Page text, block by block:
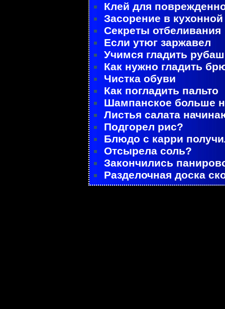
Клей для
Засорение в
Секреты отбеливания
Если утюг заржавел
Учимся гладить
Как нужно гладить
Чистка обуви
Как погладить пальто
Шампанское больше
Листья салата
Подгорел рис?
Блюдо с карри
Отсырела соль?
Закончились
Разделочная доска